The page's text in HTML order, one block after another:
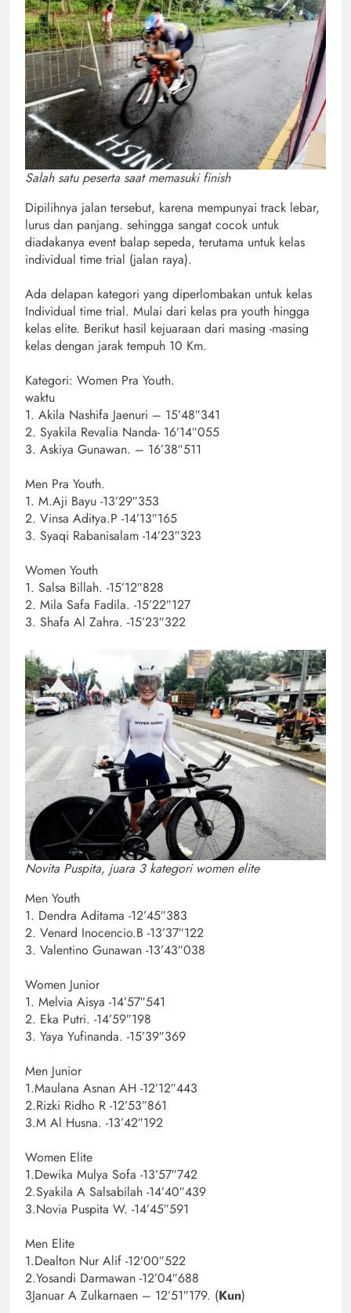
Salah satu peserta saat memasuki finish
Dipilihnya jalan tersebut, karena mempunyai track lebar,
lurus dan panjang. sehingga sangat cocok untuk
diadakanya event balap sepeda, terutama untuk kelas
individual time trial (jalan raya).
Ada delapan kategori yang diperlombakan untuk kelas
Individual time trial. Mulai dari kelas pra youth hingga
kelas elite. Berikut hasil kejuaraan dari masing -masing
kelas dengan jarak tempuh 10 Km.
Kategori: Women Pra Youth.
waktu
1. Akila Nashifa Jaenuri – 15’48″341
2. Syakila Revalia Nanda- 16’14″055
3. Askiya Gunawan. – 16’38″511
Men Pra Youth.
1. M.Aji Bayu -13’29″353
2. Vinsa Aditya.P -14’13″165
3. Syaqi Rabanisalam -14’23″323
Women Youth
1. Salsa Billah. -15’12″828
2. Mila Safa Fadila. -15’22″127
3. Shafa Al Zahra. -15’23″322
Novita Puspita, juara 3 kategori women elite
Men Youth
1. Dendra Aditama -12’45″383
2. Venard Inocencio.B -13’37″122
3. Valentino Gunawan -13’43″038
Women Junior
1. Melvia Aisya -14’57″541
2. Eka Putri. -14’59″198
3. Yaya Yufinanda. -15’39″369
Men Junior
1.Maulana Asnan AH -12’12″443
2.Rizki Ridho R -12’53″861
3.M Al Husna. -13’42″192
Women Elite
1.Dewika Mulya Sofa -13’57″742
2.Syakila A Salsabilah -14’40″439
3.Novia Puspita W. -14’45″591
Men Elite
1.Dealton Nur Alif -12’00″522
2.Yosandi Darmawan -12’04″688
3Januar A Zulkarnaen – 12’51″179. (Kun)